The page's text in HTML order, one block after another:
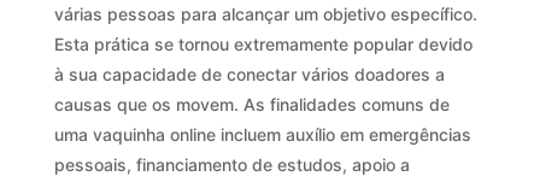
várias pessoas para alcançar um objetivo específico.
Esta prática se tornou extremamente popular devido
à sua capacidade de conectar vários doadores a
causas que os movem. As finalidades comuns de
uma vaquinha online incluem auxílio em emergências
pessoais, financiamento de estudos, apoio a